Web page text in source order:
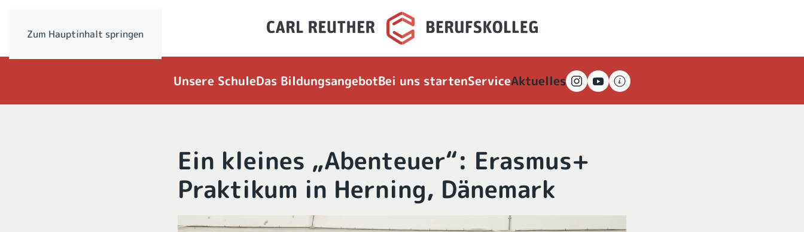
Zum Hauptinhalt springen
Unsere SchuleDas BildungsangebotBei uns startenServiceAktuelles
Ein kleines „Abenteuer“: Erasmus+
Praktikum in Herning, Dänemark